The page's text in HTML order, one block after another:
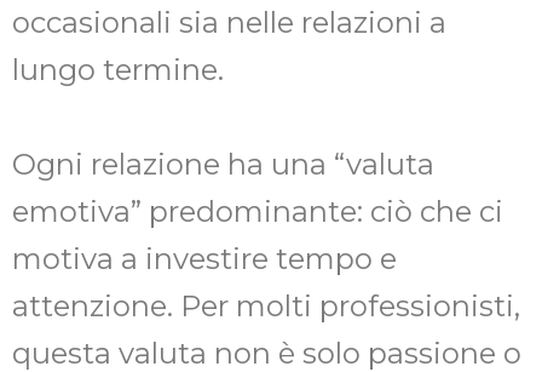
occasionali sia nelle relazioni a
lungo termine.
Ogni relazione ha una “valuta
emotiva” predominante: ciò che ci
motiva a investire tempo e
attenzione. Per molti professionisti,
questa valuta non è solo passione o